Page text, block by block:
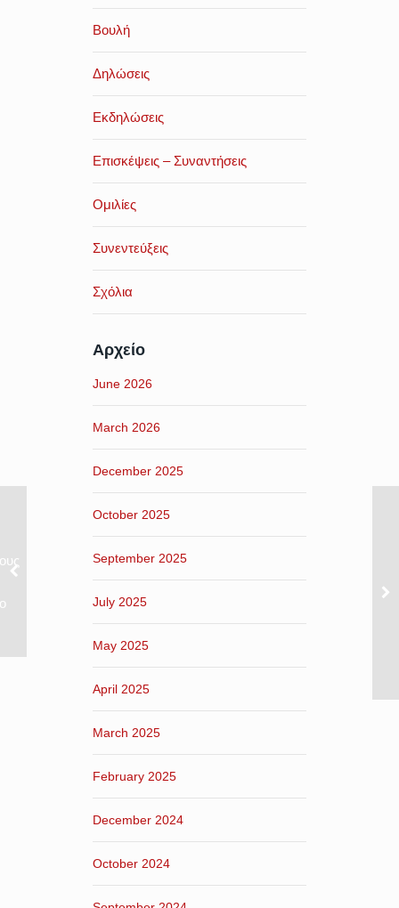
Βουλή
Δηλώσεις
Εκδηλώσεις
Επισκέψεις – Συναντήσεις
Ομιλίες
Συνεντεύξεις
Σχόλια
Αρχείο
June 2026
March 2026
December 2025
October 2025
September 2025
July 2025
May 2025
April 2025
March 2025
February 2025
December 2024
October 2024